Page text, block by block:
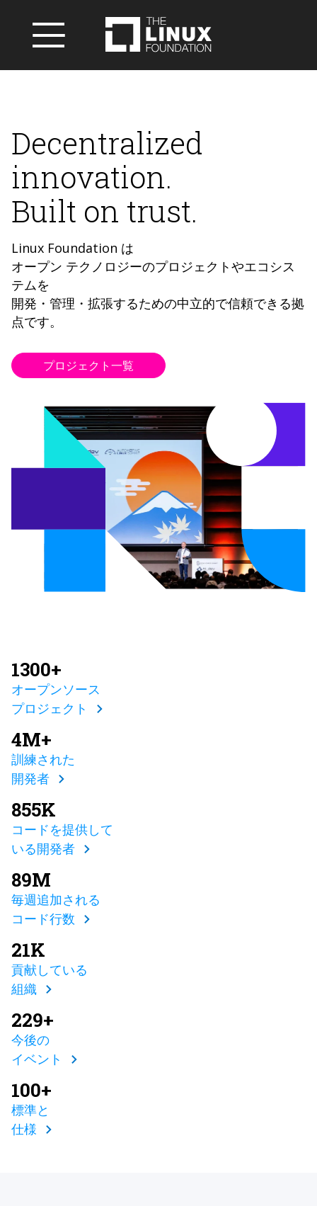
Decentralized
innovation.
Built on trust.
Linux Foundation は
オープン テクノロジーのプロジェクトやエコシス
テムを
開発・管理・拡張するための中立的で信頼できる拠
点です。
プロジェクト一覧
1300+
オープンソース
プロジェクト
4M+
訓練された
開発者
855K
コードを提供して
いる開発者
89M
毎週追加される
コード行数
21K
貢献している
組織
229+
今後の
イベント
100+
標準と
仕様